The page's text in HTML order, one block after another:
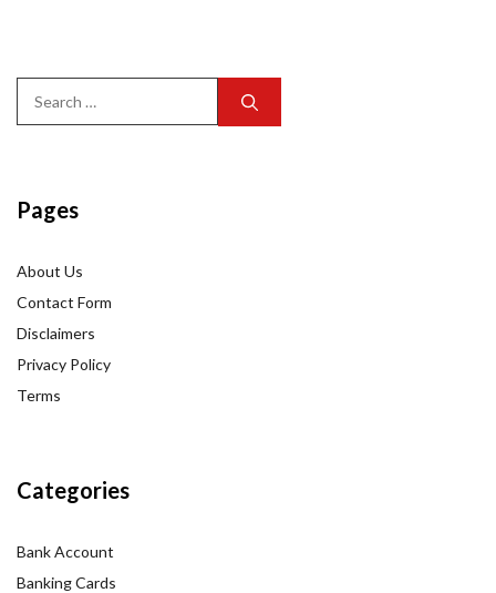
for:
Pages
About Us
Contact Form
Disclaimers
Privacy Policy
Terms
Categories
Bank Account
Banking Cards